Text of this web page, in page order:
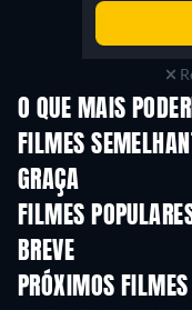
O QUE MAIS
FILMES
GRAÇA
FILMES
BREVE
PRÓXIMOS